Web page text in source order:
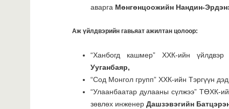
аварга Мөнгөнцоожийн Нандин-
Аж үйлдвэрийн гавьяат ажилтан цолоор:
“Ханбогд кашмер” ХХК-ийн
Ууганбаяр,
“Сод Монгол групп” ХХК-ийн Тэргүүн
“Улаанбаатар дулааны сүлжээ” ТӨХК-
зөвлөх инженер Дашзэвэгийн